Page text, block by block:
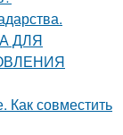
ДЛЯ
Как совместить